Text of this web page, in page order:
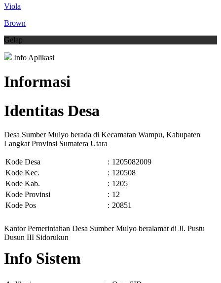
Viola
Brown
Gelap
Info Aplikasi
Informasi
Identitas Desa
Desa Sumber Mulyo berada di Kecamatan Wampu, Kabupaten
Langkat Provinsi Sumatera Utara
Kode Desa : 1205082009
Kode Kec.
: 120508
Kode Kab.
: 1205
Kode Provinsi
: 12
Kode Pos
: 20851
Kantor Pemerintahan Desa Sumber Mulyo beralamat di Jl. Pustu
Dusun III Sidorukun
Info Sistem